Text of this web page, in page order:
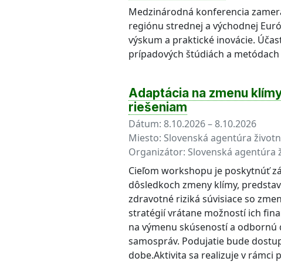
Medzinárodná konferencia
regiónu strednej a východnej
výskum a praktické inovácie.
prípadových štúdiách a
Adaptácia na zmenu
riešeniam
Dátum: 8.10.2026 – 8.10.2026
Miesto: Slovenská agentúra
Organizátor: Slovenská agentúra
Cieľom workshopu je poskytnúť
dôsledkoch zmeny klímy,
zdravotné riziká súvisiace so
stratégií vrátane možností ich
na výmenu skúseností a
samospráv. Podujatie bude
dobe.Aktivita sa realizuje v rámci